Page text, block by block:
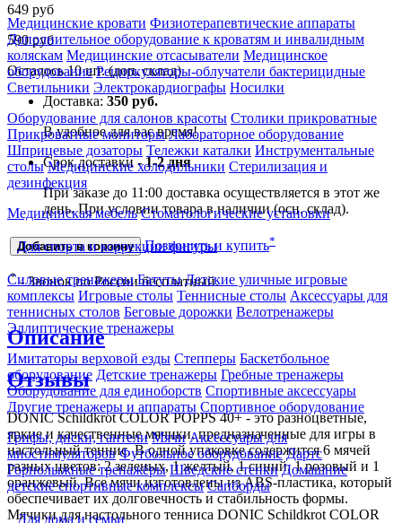
Медицинские кровати Физиотерапевтические аппараты
Дополнительное оборудование к кроватям и инвалидным
коляскам Медицинские отсасыватели Медицинское
оборудование Рециркуляторы-облучатели бактерицидные
Светильники Электрокардиографы Носилки
Оборудование для салонов красоты Столики прикроватные
Прикроватные мониторы Лабораторное оборудование
Шприцевые дозаторы Тележки каталки Инструментальные
столы Медицинские холодильники Стерилизация и
дезинфекция
Медицинская мебель Стоматологические установки
Для спорта и коррекции фигуры
Силовые тренажеры Батуты Детские уличные игровые
комплексы Игровые столы Теннисные столы Аксессуары для
теннисных столов Беговые дорожки Велотренажеры
Эллиптические тренажеры
Имитаторы верховой езды Степперы Баскетбольное
оборудование Детские тренажеры Гребные тренажеры
Оборудование для единоборств Спортивные аксессуары
Другие тренажеры и аппараты Спортивное оборудование
Грифы, диски, гантели Мячи Аксессуары для
миостимуляторов Футбольное оборудование Дартс
Горнолыжные тренажёры Шведские стенки Домашние
детские спортивные комплексы Сапборды
Для дома и семьи
649 руб
590руб
Осталось 10 шт. (доп. склад)
Доставка: 350 руб.
В удобное для вас время!
Срок доставки -1-2 дня
При заказе до 11:00 доставка осуществляется в этот же
день. При условии товара в наличии (осн. склад).
Добавить в корзину Позвонить и купить*
*- Звонок по России бесплатный.
Описание
Отзывы
DONIC Schildkrot COLOR POPPS 40+ - это разноцветные,
яркие и качественные мячики, предназначенные для игры в
настольный теннис. В одной упаковке содержится 6 мячей
разных цветов: 2 зеленых, 1 желтый, 1 синий, 1 розовый и 1
оранжевый. Все мячи изготовлены из ABS-пластика, который
обеспечивает их долговечность и стабильность формы.
Мячики для настольного тенниса DONIC Schildkrot COLOR